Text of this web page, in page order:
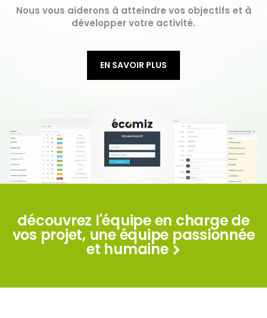
Nous vous aiderons à atteindre vos objectifs et à
développer votre activité.
EN SAVOIR PLUS
découvrez l'équipe en charge de
vos projet, une équipe passionnée
et humaine